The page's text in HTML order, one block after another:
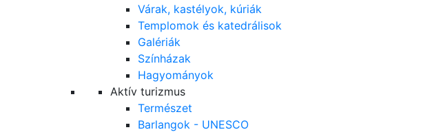
Várak, kastélyok, kúriák
Templomok és katedrálisok
Galériák
Színházak
Hagyományok
Aktív turizmus
Természet
Barlangok - UNESCO